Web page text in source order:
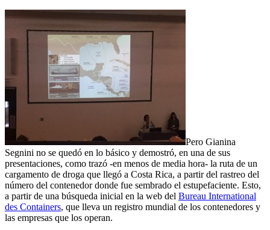
Pero Gianina
Segnini no se quedó en lo básico y demostró, en una de sus
presentaciones, como trazó -en menos de media hora- la ruta de un
cargamento de droga que llegó a Costa Rica, a partir del rastreo del
número del contenedor donde fue sembrado el estupefaciente. Esto,
a partir de una búsqueda inicial en la web del Bureau International
des Containers, que lleva un registro mundial de los contenedores y
las empresas que los operan.